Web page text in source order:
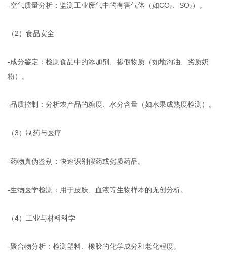
-空气质量分析：监测工业废气中的有害气体（如CO₂、SO₂）。
（2）食品安全
-成分鉴定：检测食品中的添加剂、掺假物质（如地沟油、劣质奶
粉）。
-品质控制：分析农产品的糖度、水分含量（如水果成熟度检测）。
（3）制药与医疗
-药物真伪鉴别：快速识别假药或劣质药品。
-生物医学检测：用于皮肤、血液等生物样本的无创分析。
（4）工业与材料科学
-聚合物分析：检测塑料、橡胶的化学成分和老化程度。